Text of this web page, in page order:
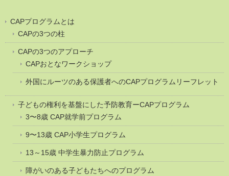
CAPプログラムとは
CAPの3つの柱
CAPの3つのアプローチ
CAPおとなワークショップ
外国にルーツのある保護者へのCAPプログラムリーフレット
子どもの権利を基盤にした予防教育ーCAPプログラム
3〜8歳 CAP就学前プログラム
9〜13歳 CAP小学生プログラム
13～15歳 中学生暴力防止プログラム
障がいのある子どもたちへのプログラム